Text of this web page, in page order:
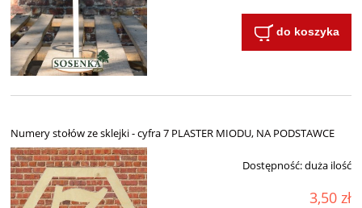
do koszyka
Numery stołów ze sklejki - cyfra 7 PLASTER MIODU, NA PODSTAWCE
Dostępność:duża ilość
3,50 zł